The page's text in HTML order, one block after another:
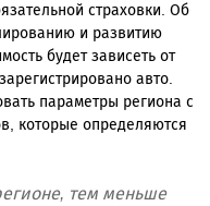
страховки. Об
и развитию
будет зависеть от
авто.
параметры региона с
которые определяются
тем меньше